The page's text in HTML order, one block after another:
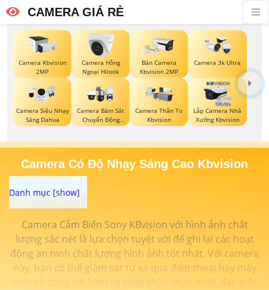
CAMERA GIÁ RẺ
Camera Kbvision
2MP
Camera Hồng
Ngoại Hilook
Bán Camera
Kbvision 2MP
Camera 3k Ultra
Camera Siêu Nhạy
Sáng Dahua
Camera Bám Sát
Chuyển Động
Kbvision
Camera Thân To
Kbvision
Lắp Camera Nhà
Xưởng Kbvision
Camera Có Độ Nhạy Sáng Cao Kbvision
Camera Cảm Biến Sony KBvision với hình ảnh chất
lượng sắc nét là lựa chọn tuyệt vời để ghi lại các hoạt
động an ninh chất lượng hình ảnh tốt nhất. Với camera
này, bạn có thể giám sát từ xa qua điện thoại hay máy
tính dễ dàng với hình rõ ràng chân thực nhất, đặc biệt